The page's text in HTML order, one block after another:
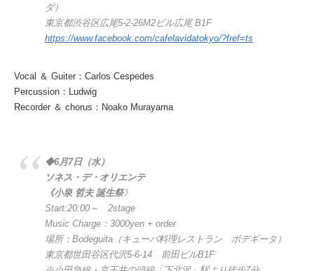
ダ）
東京都渋谷区広尾5-2-26M2ビル広尾 B1F
https://www.facebook.com/cafelavidatokyo/?fref=ts
Vocal ＆ Guiter：Carlos Cespedes
Percussion：Ludwig
Recorder ＆ chorus：Noako Murayama
◆6月7日（水）
ソネス・デ・オリエンテ
《小泉 哲夫 誕生祭》
Start:20:00～ 2stage
Music Charge：3000yen + order
場所：Bodeguita（キューバ料理レストラン ボデギータ）
東京都世田谷区代沢5-6-14 前田ビルB1F